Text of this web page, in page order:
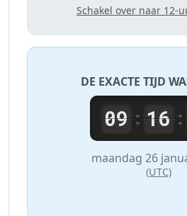
Schakel over naar 12-
DE EXACTE TIJD
09: 16:
maandag 26
(UTC)